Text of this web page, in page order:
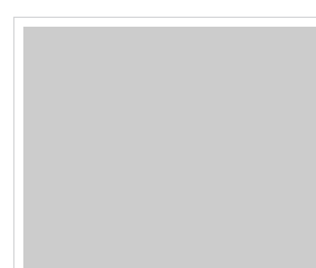
เสนอผลงานต่อหน้าคณะกรรมการ เพื่อชิ